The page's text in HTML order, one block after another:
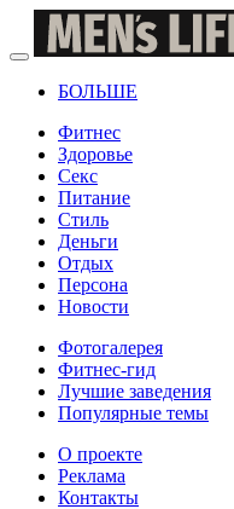
БОЛЬШЕ
Фитнес
Здоровье
Секс
Питание
Стиль
Деньги
Отдых
Персона
Новости
Фотогалерея
Фитнес-гид
Лучшие заведения
Популярные темы
О проекте
Реклама
Контакты